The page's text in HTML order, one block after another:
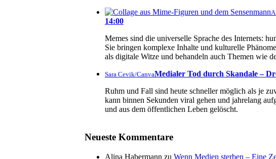
14:00
Memes sind die universelle Sprache des Internets:
Sie bringen komplexe Inhalte und kulturelle
als digitale Witze und behandeln auch Themen wie
Sara Cevik/CanvaMedialer Tod durch Skandale –
Ruhm und Fall sind heute schneller möglich als je
kann binnen Sekunden viral gehen und jahrelang
und aus dem öffentlichen Leben gelöscht.
Neueste Kommentare
Alina Habermann zu Wenn Medien sterben – Eine